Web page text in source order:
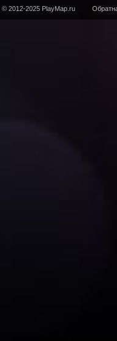
© 2012-2025 PlayMap.ru